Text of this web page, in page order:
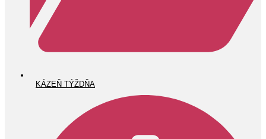
KÁZEŇ TÝŽDŇA